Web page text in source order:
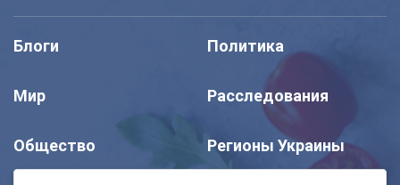
Блоги Политика
Мир Расследования
Общество Регионы Украины